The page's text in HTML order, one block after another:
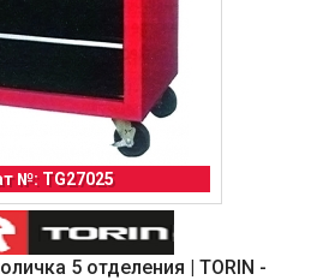
№: TG27025
5 отделения | TORIN -